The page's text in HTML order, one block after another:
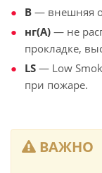
В — внешняя
нг(А) — не
прокладке,
LS — Low
при пожаре.
ВАЖНО